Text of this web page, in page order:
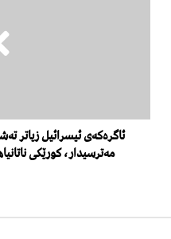
ئاگرەکەی ئیسرائیل زیاتر
مەترسیدار، کورێکی